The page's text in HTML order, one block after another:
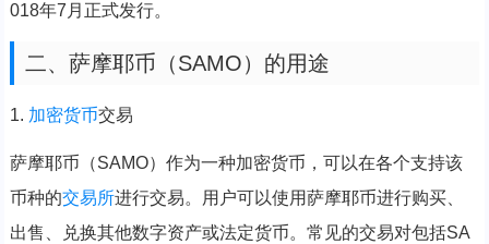
018年7月正式发行。
二、萨摩耶币（SAMO）的用途
1. 加密货币交易
萨摩耶币（SAMO）作为一种加密货币，可以在各个支持该
币种的交易所进行交易。用户可以使用萨摩耶币进行购买、
出售、兑换其他数字资产或法定货币。常见的交易对包括SA